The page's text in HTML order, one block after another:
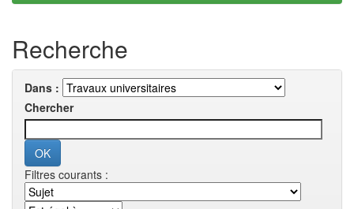
Recherche
Dans :
Chercher
Filtres courants :